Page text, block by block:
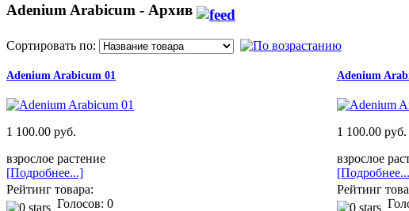
Adenium Arabicum - Архив
Сортировать по:
Adenium Arabicum 01
1 100.00 руб.
взрослое растение
[Подробнее...]
Рейтинг товара:
Голосов: 0
Adenium
1 100.00 руб.
взрослое
Рейтинг